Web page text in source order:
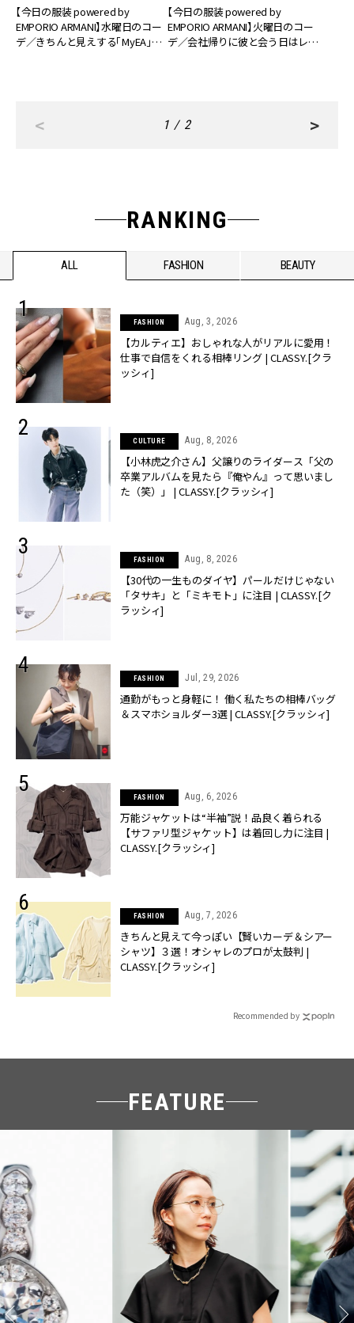
【今日の服装 powered by
EMPORIO ARMANI】水曜日のコー
デ／きちんと見えする「MyEA」で
【今日の服装 powered by
EMPORIO ARMANI】火曜日のコー
デ／会社帰りに彼と会う日はレデ
< 1 / 2 >
RANKING
ALL FASHION BEAUTY
FASHION Aug, 3, 2026
【カルティエ】おしゃれな人がリアルに愛用！
仕事で自信をくれる相棒リング | CLASSY.[クラ
ッシィ]
CULTURE Aug, 8, 2026
【小林虎之介さん】父譲りのライダース「父の
卒業アルバムを見たら『俺やん』って思いまし
た（笑）」 | CLASSY.[クラッシィ]
FASHION Aug, 8, 2026
【30代の一生ものダイヤ】パールだけじゃない
「タサキ」と「ミキモト」に注目 | CLASSY.[ク
ラッシィ]
FASHION Jul, 29, 2026
通勤がもっと身軽に！ 働く私たちの相棒バッグ
＆スマホショルダー3選 | CLASSY.[クラッシィ]
FASHION Aug, 6, 2026
万能ジャケットは“半袖”説！品良く着られる
【サファリ型ジャケット】は着回し力に注目 |
CLASSY.[クラッシィ]
FASHION Aug, 7, 2026
きちんと見えて今っぽい【賢いカーデ＆シアー
シャツ】３選！オシャレのプロが太鼓判 |
CLASSY.[クラッシィ]
Recommended by
FEATURE